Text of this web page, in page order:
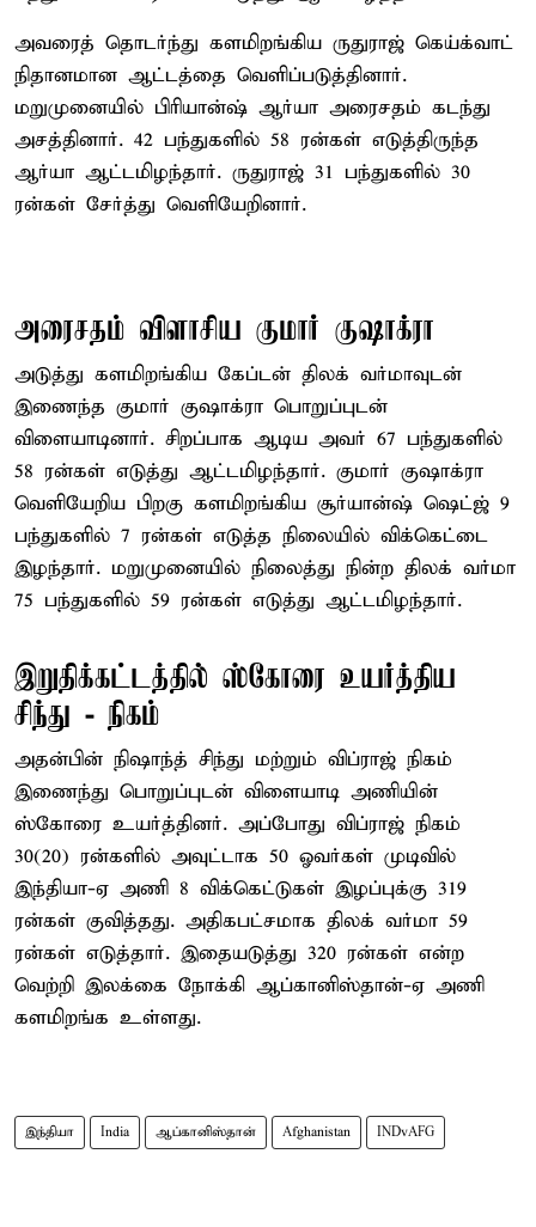
அவரைத் தொடர்ந்து களமிறங்கிய ருதுராஜ் கெய்க்வாட்
நிதானமான ஆட்டத்தை வெளிப்படுத்தினார்.
மறுமுனையில் பிரியான்ஷ் ஆர்யா அரைசதம் கடந்து
அசத்தினார். 42 பந்துகளில் 58 ரன்கள் எடுத்திருந்த
ஆர்யா ஆட்டமிழந்தார். ருதுராஜ் 31 பந்துகளில் 30
ரன்கள் சேர்த்து வெளியேறினார்.
அரைசதம் விளாசிய குமார் குஷாக்ரா
அடுத்து களமிறங்கிய கேப்டன் திலக் வர்மாவுடன்
இணைந்த குமார் குஷாக்ரா பொறுப்புடன்
விளையாடினார். சிறப்பாக ஆடிய அவர் 67 பந்துகளில்
58 ரன்கள் எடுத்து ஆட்டமிழந்தார். குமார் குஷாக்ரா
வெளியேறிய பிறகு களமிறங்கிய சூர்யான்ஷ் ஷெட்ஜ் 9
பந்துகளில் 7 ரன்கள் எடுத்த நிலையில் விக்கெட்டை
இழந்தார். மறுமுனையில் நிலைத்து நின்ற திலக் வர்மா
75 பந்துகளில் 59 ரன்கள் எடுத்து ஆட்டமிழந்தார்.
இறுதிக்கட்டத்தில் ஸ்கோரை உயர்த்திய
சிந்து - நிகம்
அதன்பின் நிஷாந்த் சிந்து மற்றும் விப்ராஜ் நிகம்
இணைந்து பொறுப்புடன் விளையாடி அணியின்
ஸ்கோரை உயர்த்தினர். அப்போது விப்ராஜ் நிகம்
30(20) ரன்களில் அவுட்டாக 50 ஓவர்கள் முடிவில்
இந்தியா-ஏ அணி 8 விக்கெட்டுகள் இழப்புக்கு 319
ரன்கள் குவித்தது. அதிகபட்சமாக திலக் வர்மா 59
ரன்கள் எடுத்தார். இதையடுத்து 320 ரன்கள் என்ற
வெற்றி இலக்கை நோக்கி ஆப்கானிஸ்தான்-ஏ அணி
களமிறங்க உள்ளது.
இந்தியா India ஆப்கானிஸ்தான் Afghanistan INDvAFG